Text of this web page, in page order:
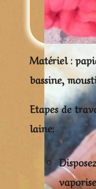
Matériel :
bassine,
Etapes de
laine: